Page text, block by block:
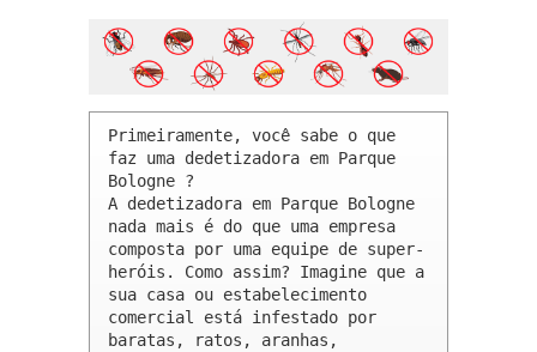
Primeiramente, você sabe o que
faz uma dedetizadora em Parque
Bologne ?
A dedetizadora em Parque Bologne
nada mais é do que uma empresa
composta por uma equipe de super-
heróis. Como assim? Imagine que a
sua casa ou estabelecimento
comercial está infestado por
baratas, ratos, aranhas,